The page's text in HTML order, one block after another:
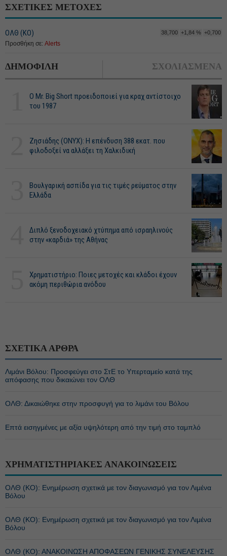
ΣΧΕΤΙΚΕΣ ΜΕΤΟΧΕΣ
ΟΛΘ (ΚΟ) 38,700 +1,84 % +0,700
Προσθήκη σε: Alerts
ΔΗΜΟΦΙΛΗ ΣΧΟΛΙΑΣΜΕΝΑ
O Mr. Big Short προειδοποιεί για κραχ αντίστοιχο
του 1987
Ζησιάδης (ONYX): Η επένδυση 388 εκατ. που
φιλοδοξεί να αλλάξει τη Χαλκιδική
Βουλγαρική ασπίδα για τις τιμές ρεύματος στην
Ελλάδα
Διπλό ξενοδοχειακό χτύπημα από ισραηλινούς
στην «καρδιά» της Αθήνας
Χρηματιστήριο: Ποιες μετοχές και κλάδοι έχουν
ακόμη περιθώρια ανόδου
ΣΧΕΤΙΚΑ ΑΡΘΡΑ
Λιμάνι Βόλου: Προσφεύγει στο ΣτΕ το Υπερταμείο κατά της
απόφασης που δικαιώνει τον ΟΛΘ
ΟΛΘ: Δικαιώθηκε στην προσφυγή για το λιμάνι του Βόλου
Επτά εισηγμένες με αξία υψηλότερη από την τιμή στο ταμπλό
ΧΡΗΜΑΤΙΣΤΗΡΙΑΚΕΣ ΑΝΑΚΟΙΝΩΣΕΙΣ
ΟΛΘ (ΚΟ): Ενημέρωση σχετικά με τον διαγωνισμό για τον Λιμένα
Βόλου
ΟΛΘ (ΚΟ): Ενημέρωση σχετικά με τον διαγωνισμό για τον Λιμένα
Βόλου
ΟΛΘ (ΚΟ): ΑΝΑΚΟΙΝΩΣΗ ΑΠΟΦΑΣΕΩΝ ΓΕΝΙΚΗΣ ΣΥΝΕΛΕΥΣΗΣ